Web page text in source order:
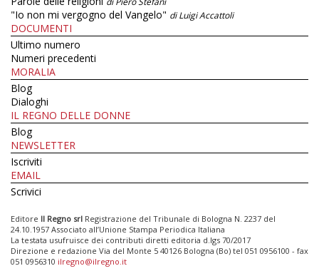
"Io non mi vergogno del Vangelo" di Luigi Accattoli
DOCUMENTI
Ultimo numero
Numeri precedenti
MORALIA
Blog
Dialoghi
IL REGNO DELLE DONNE
Blog
NEWSLETTER
Iscriviti
EMAIL
Scrivici
Editore Il Regno srl Registrazione del Tribunale di Bologna N. 2237 del
24.10.1957 Associato all’Unione Stampa Periodica Italiana
La testata usufruisce dei contributi diretti editoria d.lgs 70/2017
Direzione e redazione Via del Monte 5 40126 Bologna (Bo) tel 051 0956100 - fax
051 0956310 ilregno@ilregno.it